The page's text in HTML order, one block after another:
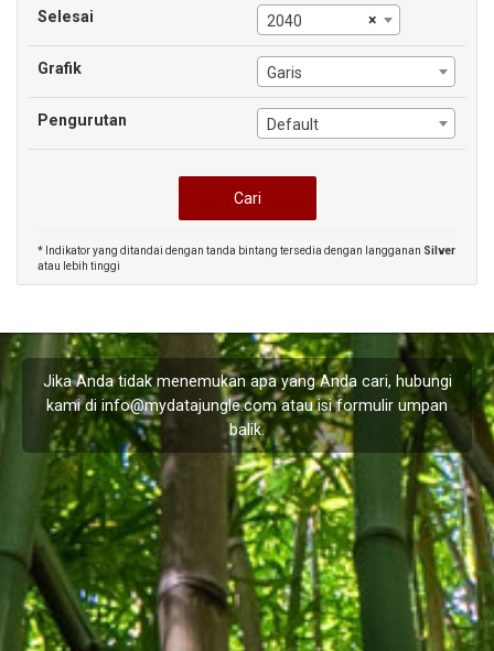
Selesai ×
2040
Grafik Garis
Pengurutan Default
* Indikator yang ditandai dengan tanda bintang tersedia dengan langganan Silver
atau lebih tinggi
Jika Anda tidak menemukan apa yang Anda cari, hubungi
kami di info@mydatajungle.comatau isi formulir umpan
balik.